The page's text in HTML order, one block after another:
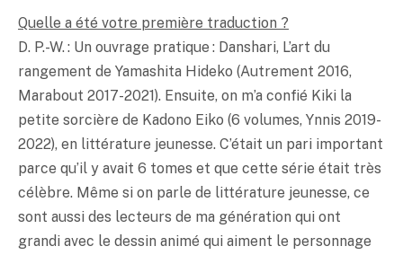
Quelle a été votre première traduction ?
D. P.-W. : Un ouvrage pratique : Danshari, L’art du
rangement de Yamashita Hideko (Autrement 2016,
Marabout 2017-2021). Ensuite, on m’a confié Kiki la
petite sorcière de Kadono Eiko (6 volumes, Ynnis 2019-
2022), en littérature jeunesse. C’était un pari important
parce qu’il y avait 6 tomes et que cette série était très
célèbre. Même si on parle de littérature jeunesse, ce
sont aussi des lecteurs de ma génération qui ont
grandi avec le dessin animé qui aiment le personnage